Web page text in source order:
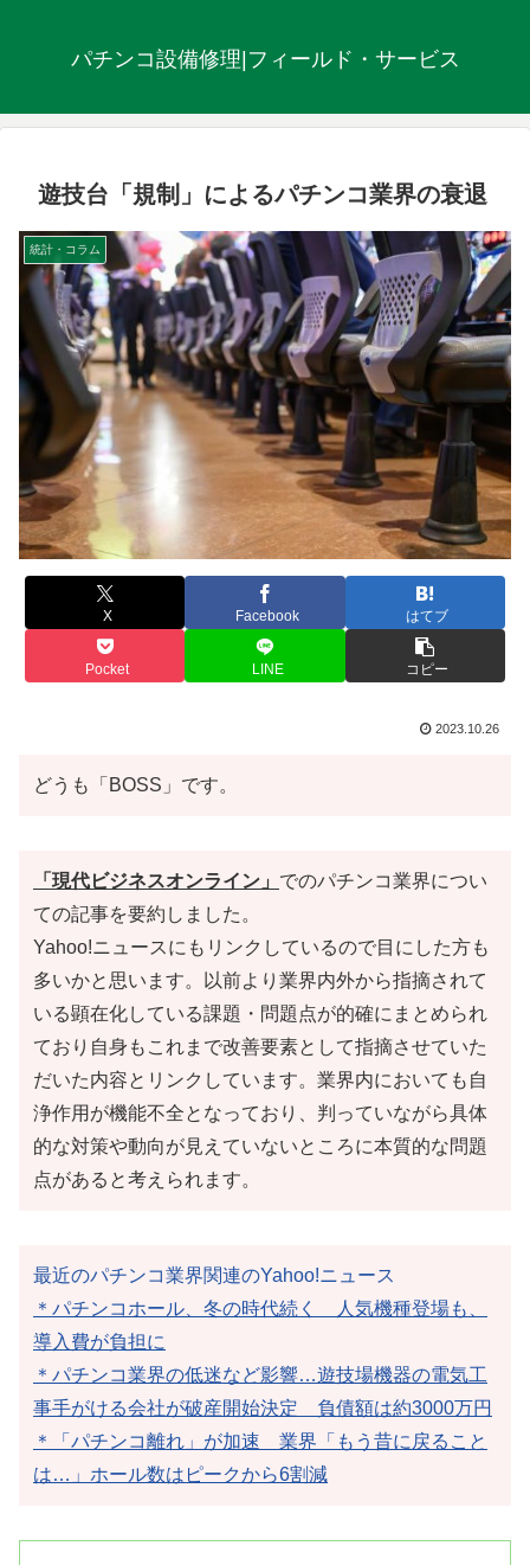
パチンコ設備修理|フィールド・サービス
遊技台「規制」によるパチンコ業界の衰退
統計・コラム
X Facebook はてブ
Pocket LINE コピー
2023.10.26
どうも「BOSS」です。
「現代ビジネスオンライン」 でのパチンコ業界につい
ての記事を要約しました。
Yahoo!ニュースにもリンクしているので目にした方も
多いかと思います。以前より業界内外から指摘されて
いる顕在化している課題・問題点が的確にまとめられ
ており自身もこれまで改善要素として指摘させていた
だいた内容とリンクしています。業界内においても自
浄作用が機能不全となっており、判っていながら具体
的な対策や動向が見えていないところに本質的な問題
点があると考えられます。
最近のパチンコ業界関連のYahoo!ニュース
＊パチンコホール、冬の時代続く 人気機種登場も、
導入費が負担に
＊パチンコ業界の低迷など影響…遊技場機器の電気工
事手がける会社が破産開始決定 負債額は約3000万円
＊「パチンコ離れ」が加速 業界「もう昔に戻ること
は…」ホール数はピークから6割減